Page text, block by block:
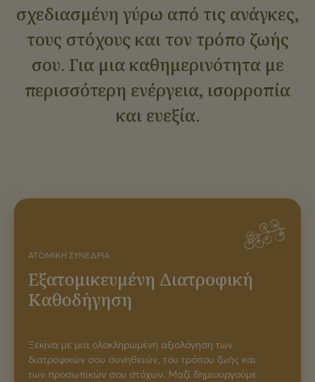
σχεδιασμένη γύρω από τις ανάγκες,
τους στόχους και τον τρόπο ζωής
σου. Για μια καθημερινότητα με
περισσότερη ενέργεια, ισορροπία
και ευεξία.
ΑΤΟΜΙΚΉ ΣΥΝΕΔΡΊΑ
Εξατομικευμένη Διατροφική
Καθοδήγηση
Ξεκίνα με μια ολοκληρωμένη αξιολόγηση των
διατροφικών σου συνηθειών, του τρόπου ζωής και
των προσωπικών σου στόχων. Μαζί δημιουργούμε